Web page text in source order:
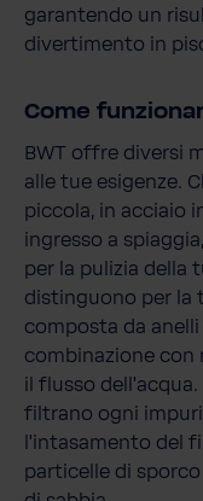
garantendo un
divertimento in
Come
BWT offre diversi
alle tue esigenze.
piccola, in acciaio
ingresso a
per la pulizia della
distinguono per la
composta da
combinazione con
il flusso
filtrano ogni
l'intasamento del
particelle di